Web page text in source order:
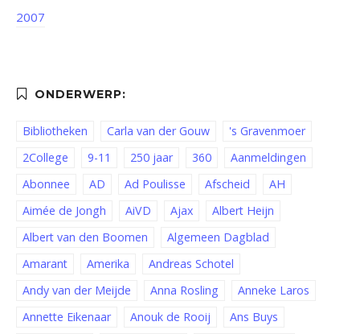
2007
Bibliotheken Carla van der Gouw
's Gravenmoer
2College
9-11 250 jaar 360
Aanmeldingen
Abonnee
AD Ad Poulisse Afscheid
AH
Aimée de Jongh
AiVD Ajax
Albert Heijn
Albert van den Boomen
Algemeen Dagblad
Amarant
Amerika
Andreas Schotel
Andy van der Meijde
Anna Rosling
Anneke Laros
Annette Eikenaar
Anouk de Rooij
Ans Buys